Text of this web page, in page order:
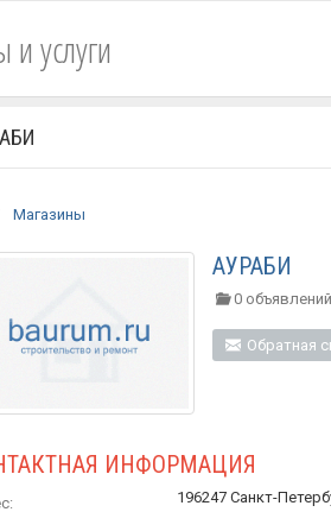
услуги
Магазины
АУРАБИ
0
Обратная
ИНФОРМАЦИЯ
196247 Санкт-